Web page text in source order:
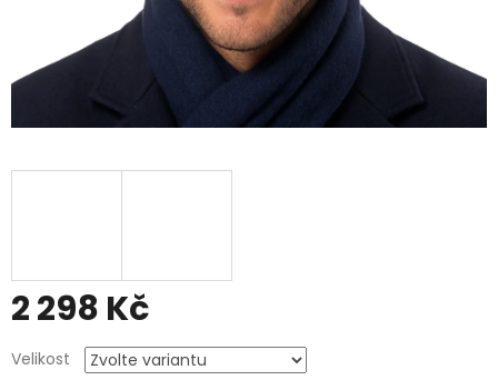
2 298 Kč
cena:
Velikost